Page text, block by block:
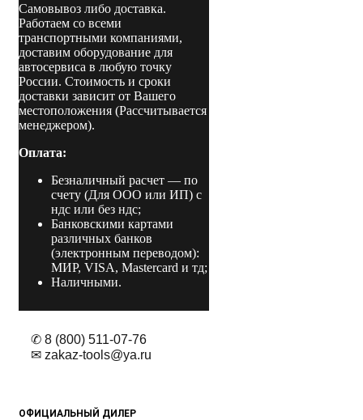
Самовывоз либо доставка.
Работаем со всеми
транспортными компаниями,
доставим оборудование для
автосервиса в любую точку
России. Стоимость и сроки
доставки зависит от Вашего
местоположения (Рассчитывается
менеджером).
Оплата:
Безналичный расчет — по
счету (Для ООО или ИП) с
ндс или без ндс;
Банковскими картами
различных банков
(электронным переводом):
МИР, VISA, Mastercard и тд;
Наличными.
✆ 8 (800) 511-07-76
✉ zakaz-tools@ya.ru
ОФИЦИАЛЬНЫЙ ДИЛЕР